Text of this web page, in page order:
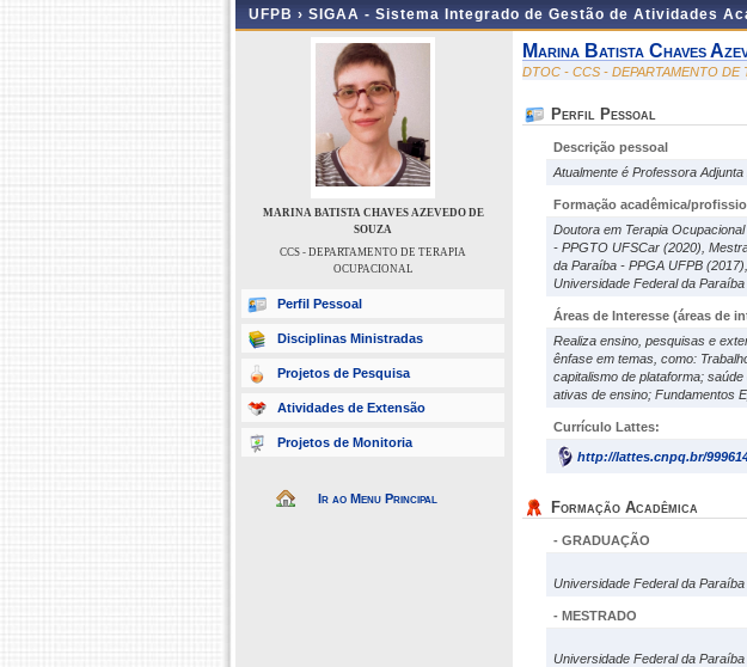
UFPB › SIGAA - Sistema Integrado de Gestão de Atividades
MARINA BATISTA CHAVES AZEVEDO DE
SOUZA
CCS - DEPARTAMENTO DE TERAPIA
OCUPACIONAL
Perfil Pessoal
Disciplinas Ministradas
Projetos de Pesquisa
Atividades de Extensão
Projetos de Monitoria
Ir ao Menu Principal
Marina Batista Chaves
DTOC - CCS - DEPARTAMENTO DE
Perfil Pessoal
Descrição pessoal
Atualmente é Professora
Formação acadêmica/
Doutora em Terapia
- PPGTO UFSCar (2020),
da Paraíba - PPGA UFPB
Universidade Federal da
Áreas de Interesse (áreas de
Realiza ensino, pesquisas e
ênfase em temas, como:
capitalismo de plataforma;
ativas de ensino; Fundamentos
Currículo Lattes:
http://lattes.cnpq.br/
Formação Acadêmica
- GRADUAÇÃO
Universidade Federal da Paraíba
- MESTRADO
Universidade Federal da Paraíba